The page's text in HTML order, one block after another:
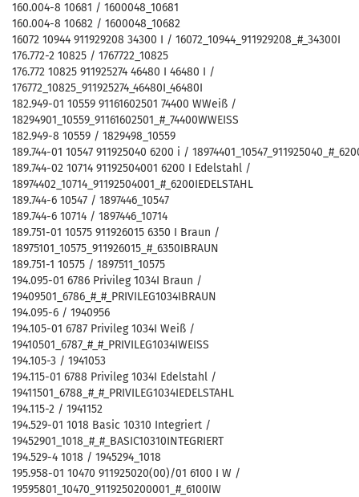
160.004-8 10681 / 1600048_10681
160.004-8 10682 / 1600048_10682
16072 10944 911929208 34300 I / 16072_10944_911929208_#_34300I
176.772-2 10825 / 1767722_10825
176.772 10825 911925274 46480 I 46480 I /
176772_10825_911925274_46480I_46480I
182.949-01 10559 91161602501 74400 WWeiß /
18294901_10559_91161602501_#_74400WWEISS
182.949-8 10559 / 1829498_10559
189.744-01 10547 911925040 6200 i /
189.744-02 10714 91192504001 6200 I Edelstahl /
18974402_10714_91192504001_#_6200IEDELSTAHL
189.744-6 10547 / 1897446_10547
189.744-6 10714 / 1897446_10714
189.751-01 10575 911926015 6350 I Braun /
18975101_10575_911926015_#_6350IBRAUN
189.751-1 10575 / 1897511_10575
194.095-01 6786 Privileg 1034I Braun /
19409501_6786_#_#_PRIVILEG1034IBRAUN
194.095-6 / 1940956
194.105-01 6787 Privileg 1034I Weiß /
19410501_6787_#_#_PRIVILEG1034IWEISS
194.105-3 / 1941053
194.115-01 6788 Privileg 1034I Edelstahl /
19411501_6788_#_#_PRIVILEG1034IEDELSTAHL
194.115-2 / 1941152
194.529-01 1018 Basic 10310 Integriert /
19452901_1018_#_#_BASIC10310INTEGRIERT
194.529-4 1018 / 1945294_1018
195.958-01 10470 911925020(00)/01 6100 I W /
19595801_10470_9119250200001_#_6100IW